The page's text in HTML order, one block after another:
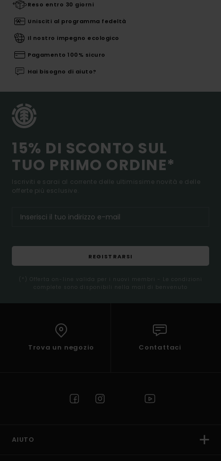
Reso entro 30 giorni
Unisciti al programma fedeltà
Il nostro impegno ecologico
Pagamento 100% sicuro
Hai bisogno di aiuto?
15% DI SCONTO SUL
TUO PRIMO ORDINE*
Iscriviti e sarai al corrente delle ultimissime novità e delle
offerte più esclusive.
REGISTRARSI
(*) Offerta on-line valida per i nuovi membri - Le condizioni
complete sono disponibili nella mail di benvenuto
Trova un negozio Contattaci
AIUTO